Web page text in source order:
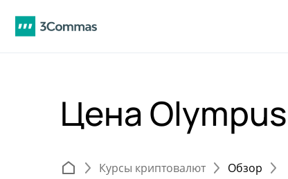
Цена
Курсы криптовалют Обзор